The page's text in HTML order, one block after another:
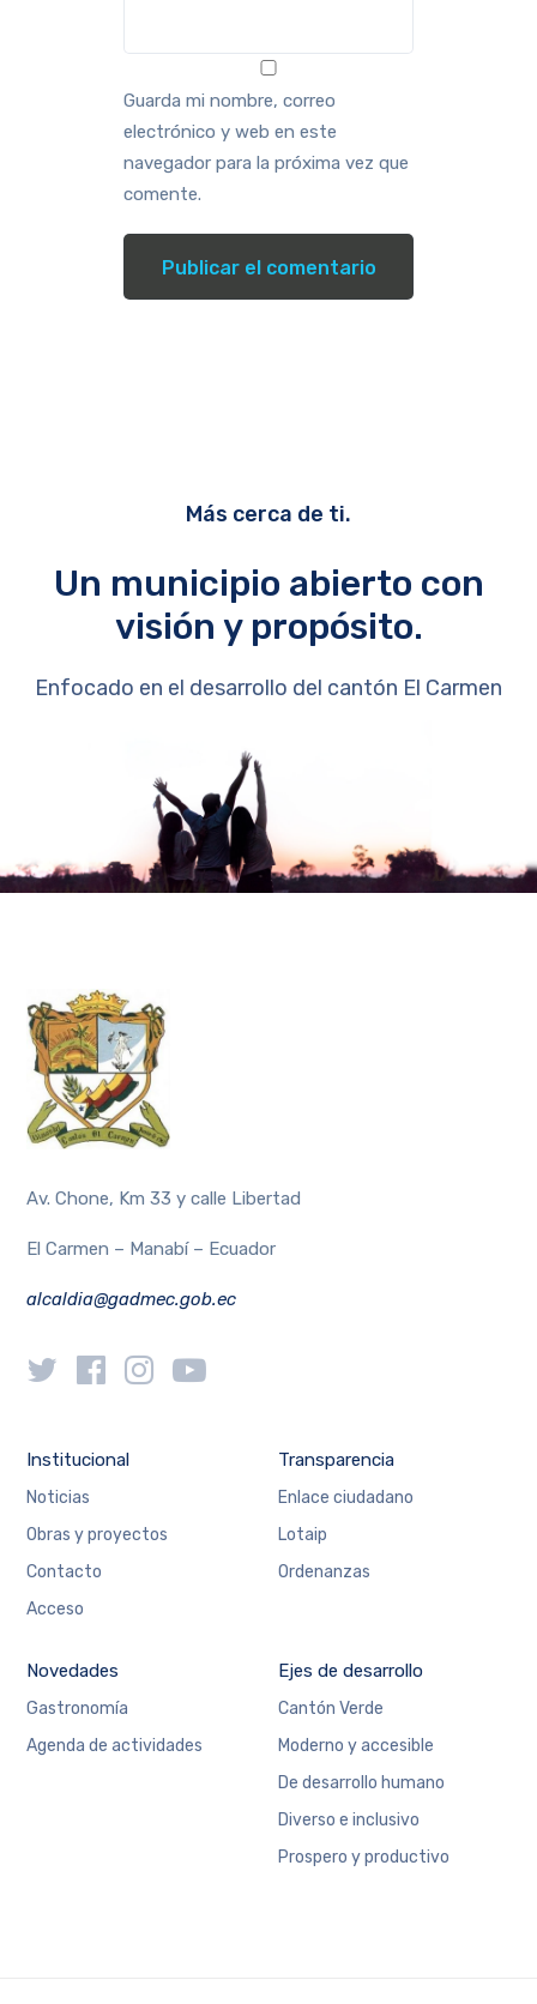
Guarda mi nombre, correo
electrónico y web en este
navegador para la próxima vez que
comente.
Más cerca de ti.
Un municipio abierto con
visión y propósito.
Enfocado en el desarrollo del cantón El Carmen
Av. Chone, Km 33 y calle Libertad
El Carmen – Manabí – Ecuador
alcaldia@gadmec.gob.ec
Institucional
Noticias
Obras y proyectos
Contacto
Acceso
Transparencia
Enlace ciudadano
Lotaip
Ordenanzas
Novedades
Gastronomía
Agenda de actividades
Ejes de desarrollo
Cantón Verde
Moderno y accesible
De desarrollo humano
Diverso e inclusivo
Prospero y productivo